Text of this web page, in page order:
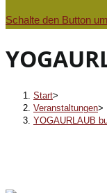
Schalte den Button
Start>
Veranstaltungen>
YOGAURLAUB